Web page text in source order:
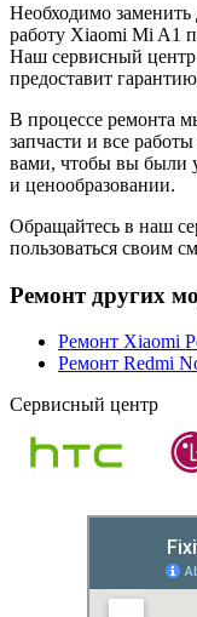
Необходимо заменить
работу Xiaomi Mi A1
Наш сервисный
предоставит
В процессе ремонта
запчасти и все
вами, чтобы вы были
и ценообразовании.
Обращайтесь в наш
пользоваться своим
Ремонт других
Ремонт Xiaomi
Ремонт Redmi
Сервисный центр